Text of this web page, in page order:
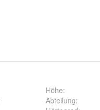
Höhe:
Abteilung: